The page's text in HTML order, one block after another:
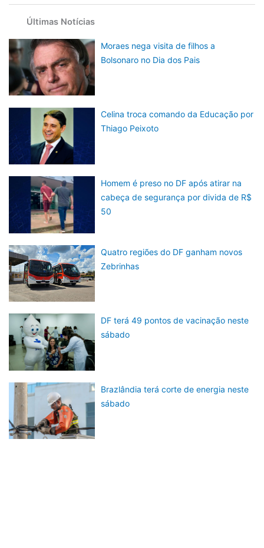
Últimas Notícias
Moraes nega visita de filhos a
Bolsonaro no Dia dos Pais
Celina troca comando da Educação por
Thiago Peixoto
Homem é preso no DF após atirar na
cabeça de segurança por divida de R$
50
Quatro regiões do DF ganham novos
Zebrinhas
DF terá 49 pontos de vacinação neste
sábado
Brazlândia terá corte de energia neste
sábado